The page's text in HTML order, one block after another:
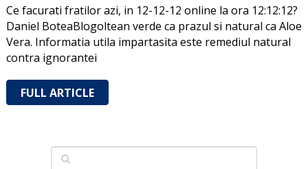
Ce facurati fratilor azi, in 12-12-12 online la ora 12:12:12?
Daniel BoteaBlogoltean verde ca prazul si natural ca Aloe
Vera. Informatia utila impartasita este remediul natural
contra ignorantei
FULL ARTICLE